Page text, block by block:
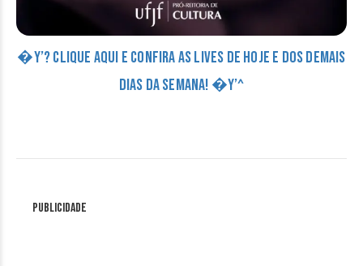
�Y’? CLIQUE AQUI E CONFIRA AS LIVES DE HOJE E DOS DEMAIS
DIAS DA SEMANA! �Y’^
Publicidade